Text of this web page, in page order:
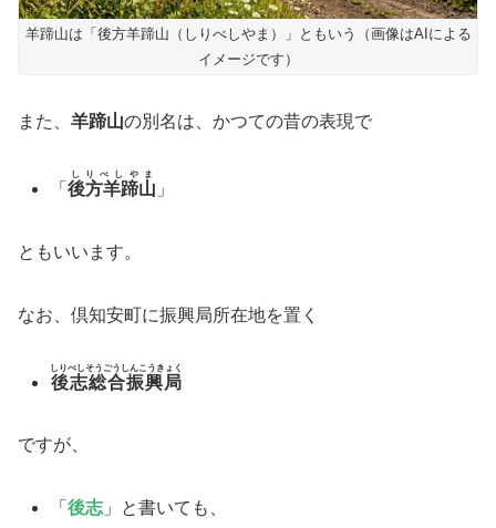
羊蹄山は「後方羊蹄山（しりべしやま）」ともいう（画像はAIによる
イメージです）
また、 羊蹄山の別名は、かつての昔の表現で
「後方羊蹄山
しりべしやま
」
ともいいます。
なお、倶知安町に振興局所在地を置く
後志総合振興局
しりべしそうごうしんこうきょく
ですが、
「後志 」と書いても、